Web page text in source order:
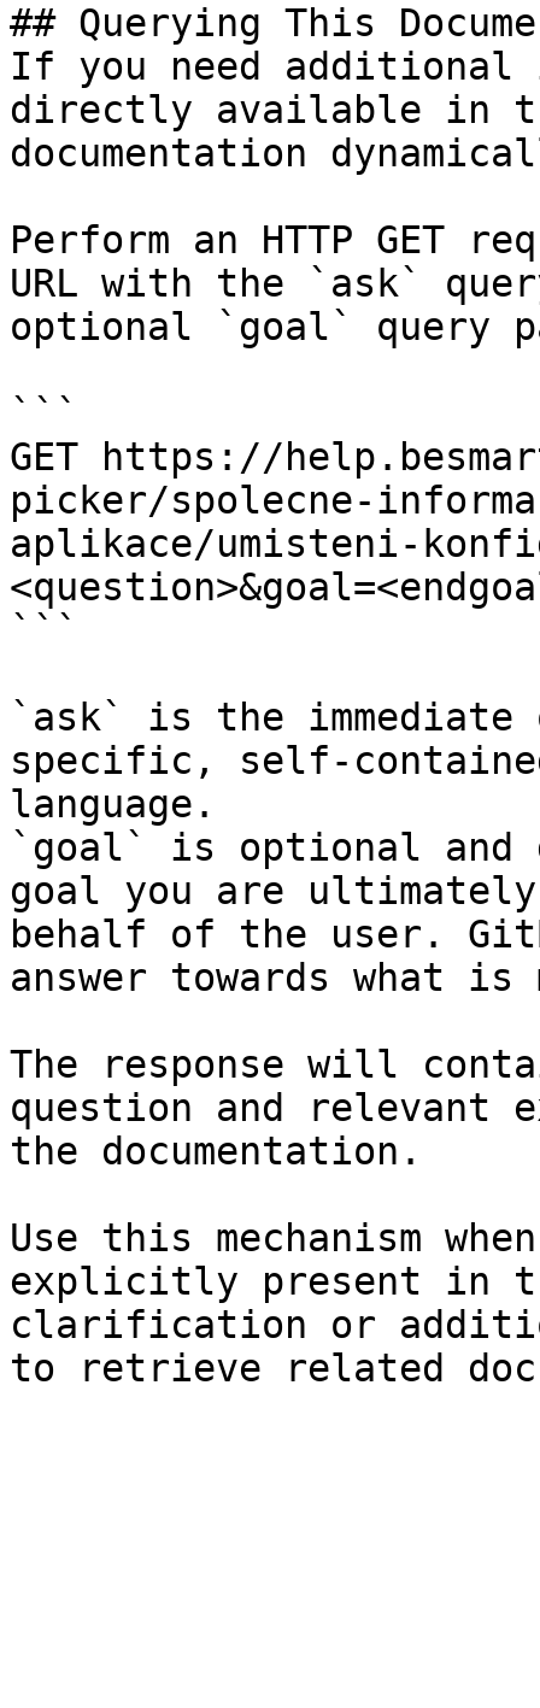
## Querying This
If you need
directly available in
documentation
Perform an HTTP GET
URL with the `ask`
optional `goal` query
```
GET https://
picker/spolecne-
aplikace/umisteni-
```
`ask` is the
specific, self-
language.
`goal` is optional and
goal you are
behalf of the user.
answer towards what
The response will
question and relevant
the documentation.
Use this mechanism
explicitly present in
clarification or